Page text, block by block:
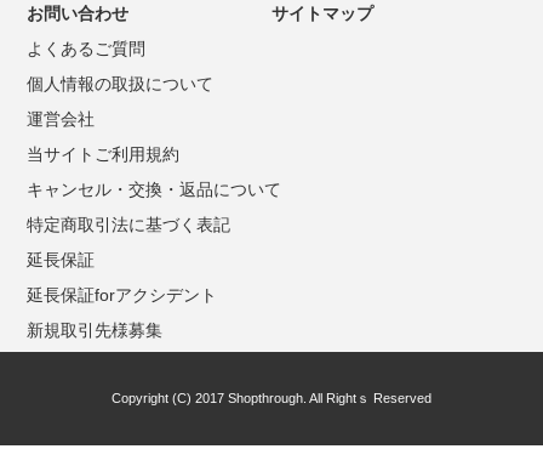
お問い合わせ
よくあるご質問
個人情報の取扱について
サイトマップ
運営会社
当サイトご利用規約
キャンセル・交換・返品について
特定商取引法に基づく表記
延長保証
延長保証forアクシデント
新規取引先様募集
Copyright (C) 2017 Shopthrough. All Rightｓ Reserved